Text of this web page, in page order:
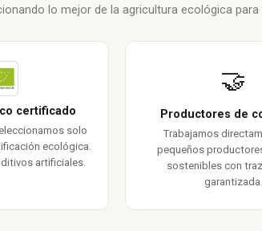
lo mejor de la agricultura ecológica
certificado
solo
ecológica.
artificiales.
🤝
Productores de
Trabajamos
pequeños
sostenibles con
garantizada.